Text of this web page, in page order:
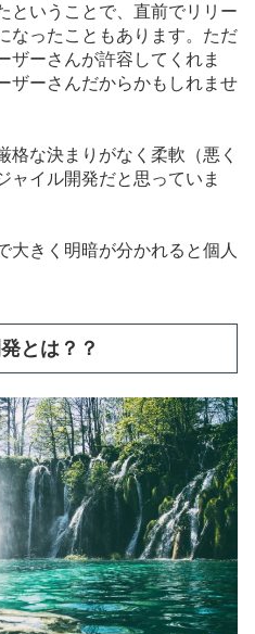
ということで、直前でリリー
なったこともあります。ただ
ザーさんが許容してくれま
ザーさんだからかもしれませ
格な決まりがなく柔軟（悪く
ャイル開発だと思っていま
大きく明暗が分かれると個人
とは？？